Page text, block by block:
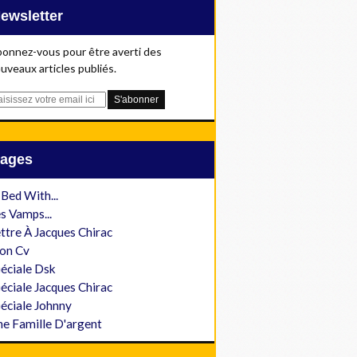
Newsletter
vous pour être averti des
articles publiés.
Pages
With...
Vamps...
À Jacques Chirac
Cv
Dsk
Jacques Chirac
Johnny
Famille D'argent